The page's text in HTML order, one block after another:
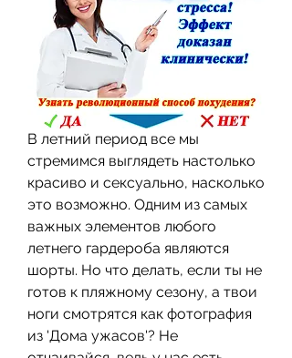
В летний период все мы
стремимся выглядеть настолько
красиво и сексуально, насколько
это возможно. Одним из самых
важных элементов любого
летнего гардероба являются
шорты. Но что делать, если ты не
готов к пляжному сезону, а твои
ноги смотрятся как фотография
из 'Дома ужасов'? Не